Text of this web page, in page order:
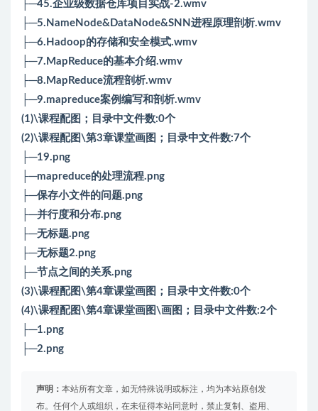
├─45.企业级数据仓库项目实战-2.wmv
├─5.NameNode&DataNode&SNN进程原理剖析.wmv
├─6.Hadoop的存储和安全模式.wmv
├─7.MapReduce的基本介绍.wmv
├─8.MapReduce流程剖析.wmv
├─9.mapreduce案例编写和剖析.wmv
(1)\课程配图；目录中文件数:0个
(2)\课程配图\第3章课堂画图；目录中文件数:7个
├─19.png
├─mapreduce的处理流程.png
├─保存小文件的问题.png
├─并行度和分布.png
├─无标题.png
├─无标题2.png
├─节点之间的关系.png
(3)\课程配图\第4章课堂画图；目录中文件数:0个
(4)\课程配图\第4章课堂画图\画图；目录中文件数:2个
├─1.png
├─2.png
声明： 本站所有文章，如无特殊说明或标注，均为本站原创发
布。任何个人或组织，在未征得本站同意时，禁止复制、盗用、